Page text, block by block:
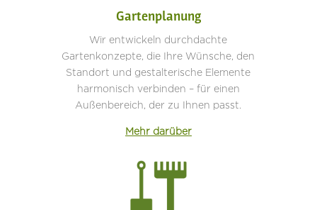
Gartenplanung
Wir entwickeln durchdachte
Gartenkonzepte, die Ihre Wünsche, den
Standort und gestalterische Elemente
harmonisch verbinden – für einen
Außenbereich, der zu Ihnen passt.
Mehr darüber